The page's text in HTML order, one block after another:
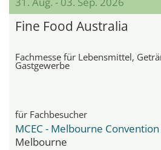
Fine Food Australia
Fachmesse für Lebensmittel,
Gastgewerbe
für Fachbesucher
Melbourne